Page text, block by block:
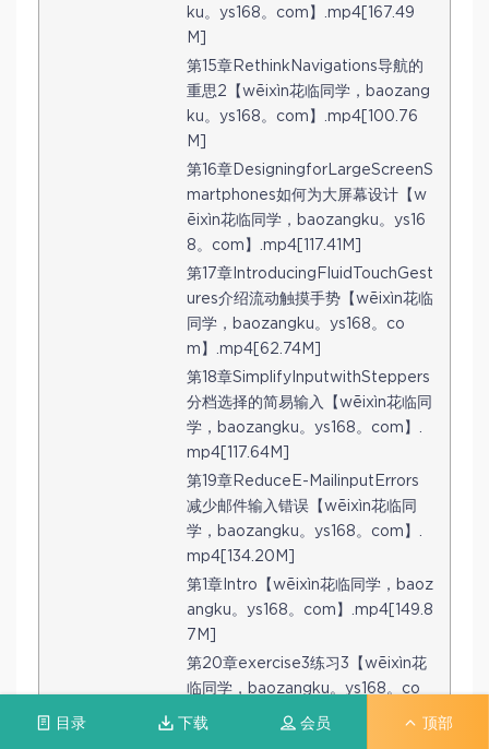
ku。ys168。com】.mp4[167.49
M]
第15章RethinkNavigations导航的
重思2【wēixìn花临同学，baozang
ku。ys168。com】.mp4[100.76
M]
第16章DesigningforLargeScreenS
martphones如何为大屏幕设计【w
ēixìn花临同学，baozangku。ys16
8。com】.mp4[117.41M]
第17章IntroducingFluidTouchGest
ures介绍流动触摸手势【wēixìn花临
同学，baozangku。ys168。co
m】.mp4[62.74M]
第18章SimplifyInputwithSteppers
分档选择的简易输入【wēixìn花临同
学，baozangku。ys168。com】.
mp4[117.64M]
第19章ReduceE-MailinputErrors
减少邮件输入错误【wēixìn花临同
学，baozangku。ys168。com】.
mp4[134.20M]
第1章Intro【wēixìn花临同学，baoz
angku。ys168。com】.mp4[149.8
7M]
第20章exercise3练习3【wēixìn花
临同学，baozangku。ys168。co
m】.mp4[498.48M]
目录 下载 会员 顶部